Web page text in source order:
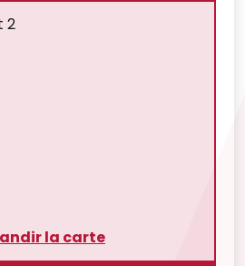
2
la carte